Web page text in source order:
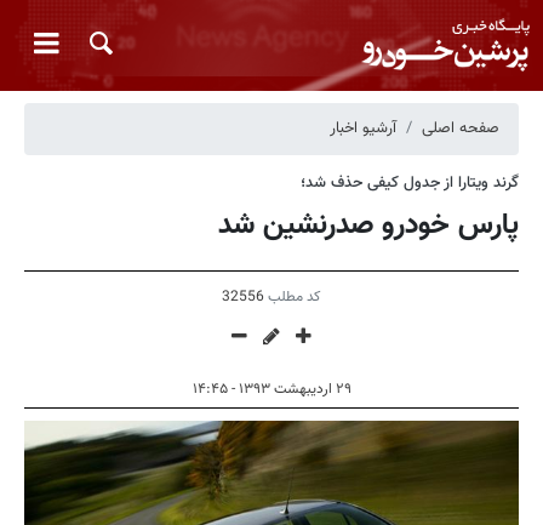
صفحه اصلی آرشیو اخبار
گرند ویتارا از جدول کیفی حذف شد؛
پارس خودرو صدرنشین شد
کد مطلب 32556
۲۹ اردیبهشت ۱۳۹۳ - ۱۴:۴۵